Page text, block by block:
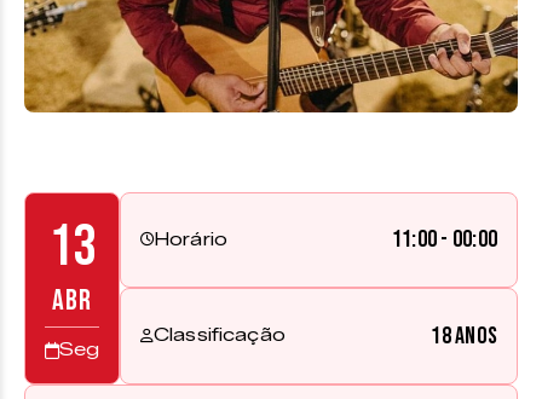
13
ABR
Seg
Horário 11:00 - 00:00
Classificação 18 anos